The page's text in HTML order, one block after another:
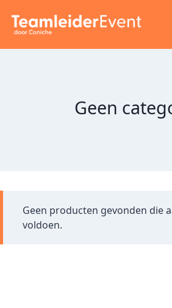
naar
inhoud
Geen
Geen producten gevonden die
voldoen.